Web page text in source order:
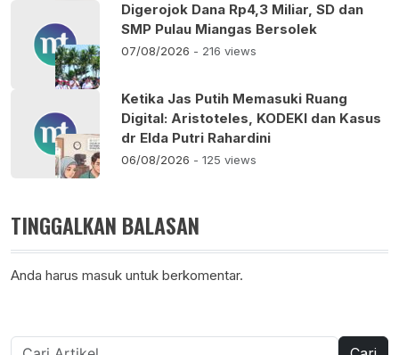
Digerojok Dana Rp4,3 Miliar, SD dan
SMP Pulau Miangas Bersolek
07/08/2026 - 216 views
Ketika Jas Putih Memasuki Ruang
Digital: Aristoteles, KODEKI dan Kasus
dr Elda Putri Rahardini
06/08/2026 - 125 views
TINGGALKAN BALASAN
Anda harus masuk untuk berkomentar.
Cari